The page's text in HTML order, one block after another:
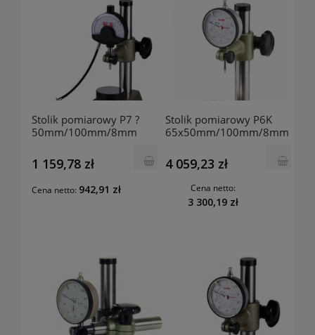
Stolik pomiarowy P7 ?
50mm/100mm/8mm
1 159,78 zł
Cena netto: 942,91 zł
Stolik pomiarowy P6K
65x50mm/100mm/8mm
4 059,23 zł
Cena netto:
3 300,19 zł